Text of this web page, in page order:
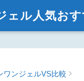
ェル人気お
ワンジェルVS比較